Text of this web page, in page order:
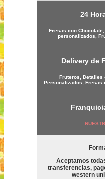
24
Fresas con
personalizados,
Delivery de
Fruteros, Detalles
Personalizados, Fresas
Aceptamos
transferencias,
western